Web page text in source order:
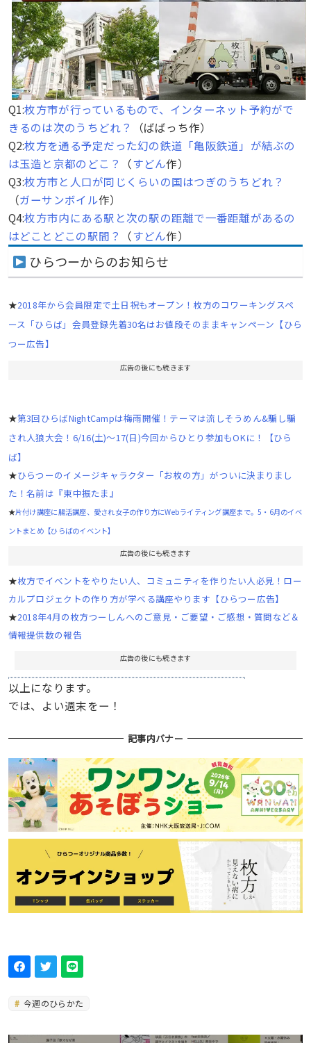
Q1:枚方市が行っているもので、インターネット予約がで
きるのは次のうちどれ？
（ばばっち作）
Q2:枚方を通る予定だった幻の鉄道「亀阪鉄道」が結ぶの
は玉造と京都のどこ？
（すどん作）
Q3:枚方市と人口が同じくらいの国はつぎのうちどれ？
（ガーサンボイル作）
Q4:枚方市内にある駅と次の駅の距離で一番距離があるの
はどことどこの駅間？
（すどん作）
ひらつーからのお知らせ
★2018年から会員限定で土日祝もオープン！枚方のコワーキングスペ
ース「ひらば」会員登録先着30名はお値段そのままキャンペーン【ひら
つー広告】
広告の後にも続きます
★第3回ひらばNightCampは梅雨開催！テーマは流しそうめん&騙し騙
され人狼大会！6/16(土)〜17(日)今回からひとり参加もOKに！【ひら
ば】
★ひらつーのイメージキャラクター「お枚の方」がついに決まりまし
た！名前は『東中振たま』
★片付け講座に腸活講座、愛され女子の作り方にWebライティング講座まで。5・6月のイベ
ントまとめ【ひらばのイベント】
広告の後にも続きます
★枚方でイベントをやりたい人、コミュニティを作りたい人必見！ロー
カルプロジェクトの作り方が学べる講座やります【ひらつー広告】
★2018年4月の枚方つーしんへのご意見・ご要望・ご感想・質問など＆
情報提供数の報告
広告の後にも続きます
以上になります。
では、よい週末をー！
記事内バナー
今週のひらかた